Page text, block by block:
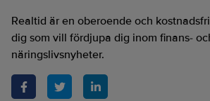
Realtid är en oberoende och
dig som vill fördjupa dig inom finans-
näringslivsnyheter.